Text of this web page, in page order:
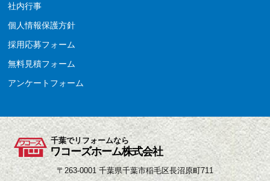
社内行事
個人情報保護方針
採用応募フォーム
無料見積フォーム
アンケートフォーム
千葉でリフォームなら
ワコーズホーム株式会社
〒263-0001 千葉県千葉市稲毛区長沼原町711